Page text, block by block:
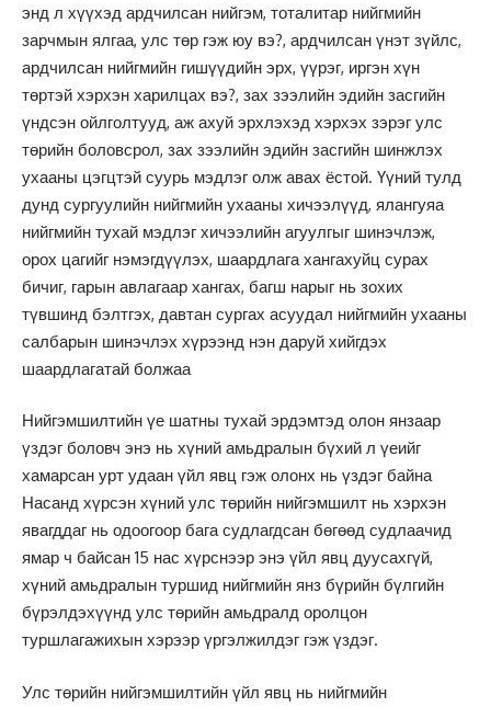
энд л хүүхэд ардчилсан нийгэм, тоталитар нийгмийн
зарчмын ялгаа, улс төр гэж юу вэ?, ардчилсан үнэт зүйлс,
ардчилсан нийгмийн гишүүдийн эрх, үүрэг, иргэн хүн
төртэй хэрхэн харилцах вэ?, зах зээлийн эдийн засгийн
үндсэн ойлголтууд, аж ахуй эрхлэхэд хэрхэх зэрэг улс
төрийн боловсрол, зах зээлийн эдийн засгийн шинжлэх
ухааны цэгцтэй суурь мэдлэг олж авах ёстой. Үүний тулд
дунд сургуулийн нийгмийн ухааны хичээлүүд, ялангуяа
нийгмийн тухай мэдлэг хичээлийн агуулгыг шинэчлэж,
орох цагийг нэмэгдүүлэх, шаардлага хангахуйц сурах
бичиг, гарын авлагаар хангах, багш нарыг нь зохих
түвшинд бэлтгэх, давтан сургах асуудал нийгмийн ухааны
салбарын шинэчлэх хүрээнд нэн даруй хийгдэх
шаардлагатай болжаа
Нийгэмшилтийн үе шатны тухай эрдэмтэд олон янзаар
үздэг боловч энэ нь хүний амьдралын бүхий л үеийг
хамарсан урт удаан үйл явц гэж олонх нь үздэг байна
Насанд хүрсэн хүний улс төрийн нийгэмшилт нь хэрхэн
явагддаг нь одоогоор бага судлагдсан бөгөөд судлаачид
ямар ч байсан 15 нас хүрснээр энэ үйл явц дуусахгүй,
хүний амьдралын туршид нийгмийн янз бүрийн бүлгийн
бүрэлдэхүүнд улс төрийн амьдралд оролцон
туршлагажихын хэрээр үргэлжилдэг гэж үздэг.
Улс төрийн нийгэмшилтийн үйл явц нь нийгмийн